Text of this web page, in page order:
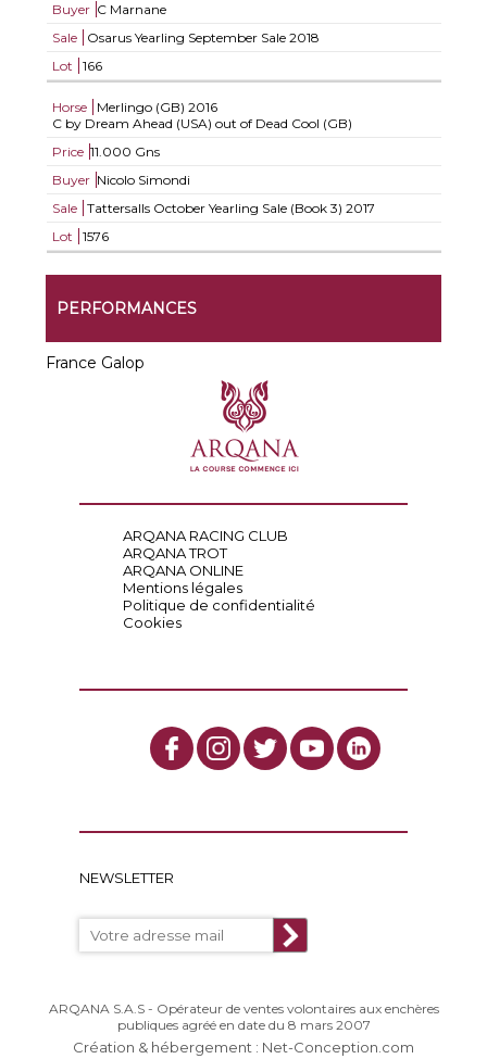
Buyer C Marnane
Sale
Osarus Yearling September Sale 2018
Lot
166
Horse Merlingo (GB) 2016
C by Dream Ahead (USA) out of Dead Cool (GB)
Price 11.000 Gns
Buyer Nicolo Simondi
Sale
Tattersalls October Yearling Sale (Book 3) 2017
Lot
1576
PERFORMANCES
France Galop
ARQANA RACING CLUB
ARQANA TROT
ARQANA ONLINE
Mentions légales
Politique de confidentialité
Cookies
NEWSLETTER
ARQANA S.A.S - Opérateur de ventes volontaires aux enchères
publiques agréé en date du 8 mars 2007
Création & hébergement : Net-Conception.com